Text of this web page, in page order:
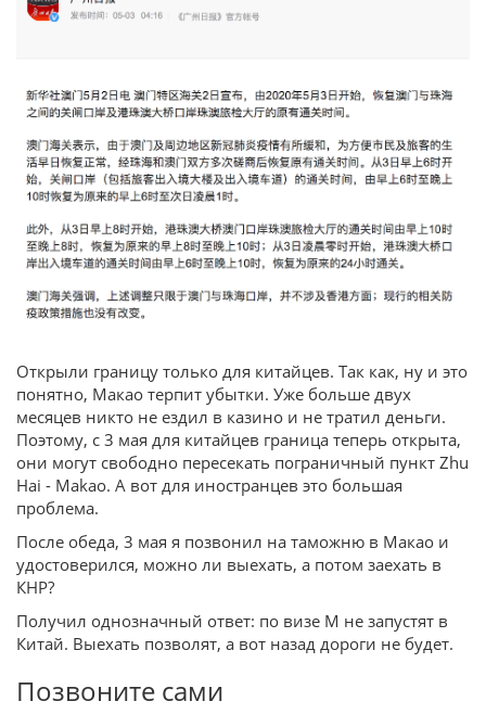
Открыли границу только для китайцев. Так как, ну и это
понятно, Макао терпит убытки. Уже больше двух
месяцев никто не ездил в казино и не тратил деньги.
Поэтому, с 3 мая для китайцев граница теперь открыта,
они могут свободно пересекать пограничный пункт Zhu
Hai - Makao. А вот для иностранцев это большая
проблема.
После обеда, 3 мая я позвонил на таможню в Макао и
удостоверился, можно ли выехать, а потом заехать в
КНР?
Получил однозначный ответ: по визе М не запустят в
Китай. Выехать позволят, а вот назад дороги не будет.
Позвоните сами